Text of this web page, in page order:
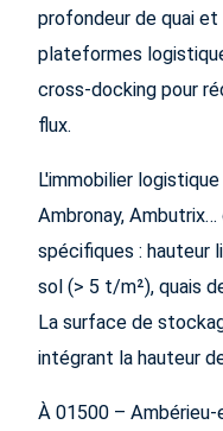
profondeur de quai
plateformes
cross-docking pour
flux.
L'immobilier
Ambronay,
spécifiques : hauteur
sol (> 5 t/m²), quais
La surface de
intégrant la hauteur
À 01500 – Ambérieu-